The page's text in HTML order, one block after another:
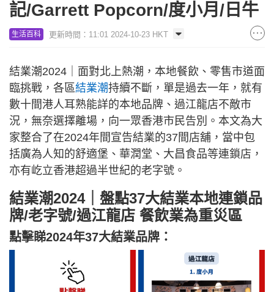
記/Garrett Popcorn/度小月/日牛
生活百科 更新時間：11:01 2024-10-23 HKT
結業潮2024｜面對北上熱潮，本地餐飲、零售市道面
臨挑戰，各區結業潮持續不斷，單是過去一年，就有
數十間港人耳熟能詳的本地品牌、過江龍店不敵市
況，無奈選擇離場，向一眾香港市民告別。本文為大
家整合了在2024年間宣告結業的37間店舖，當中包
括廣為人知的舒適堡、華潤堂、大昌食品等連鎖店，
亦有屹立香港超過半世紀的老字號。
結業潮2024｜盤點37大結業本地連鎖品
牌/老字號/過江龍店 餐飲業為重災區
點擊睇2024年37大結業品牌：